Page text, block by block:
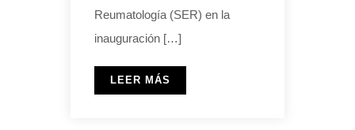
Reumatología (SER) en la
inauguración […]
LEER MÁS